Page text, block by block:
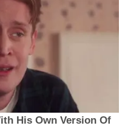
His Own Version Of